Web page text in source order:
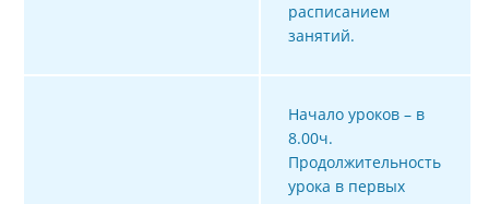
расписанием
занятий.
Начало уроков – в
8.00ч.
Продолжительность
урока в первых